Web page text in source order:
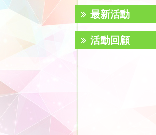
最新活動
活動回顧